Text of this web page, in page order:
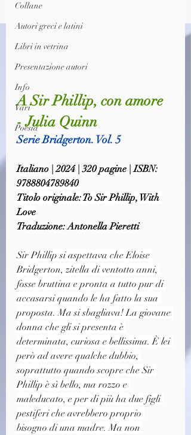
Collane
Autori greci e latini
Libri in vetrina
Presentazione autori
Info
Vari
Poesia
A Sir Phillip, con amore
- Julia Quinn
Serie Bridgerton. Vol. 5
Italiano | 2024 | 320 pagine | ISBN:
9788804789840
Titolo originale: To Sir Phillip, With
Love
Traduzione: Antonella Pieretti
Sir Phillip si aspettava che Eloise
Bridgerton, zitella di ventotto anni,
fosse bruttina e pronta a tutto pur di
accasarsi quando le ha fatto la sua
proposta. Ma si sbagliava! La giovane
donna che gli si presenta è
determinata, curiosa e bellissima. È lei
però ad avere qualche dubbio,
soprattutto quando scopre che Sir
Phillip è sì bello, ma rozzo e
maleducato, e per di più ha due figli
pestiferi che avrebbero proprio
bisogno di una madre. Ma non